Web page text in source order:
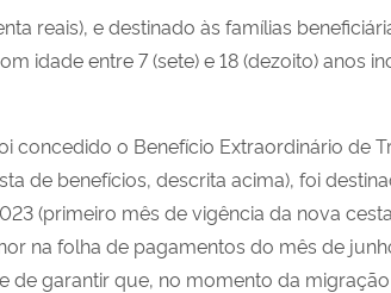
reais), e destinado às famílias
idade entre 7 (sete) e 18 (dezoito) anos
concedido o Benefício Extraordinário de
de benefícios, descrita acima), foi
(primeiro mês de vigência da nova
na folha de pagamentos do mês de
de garantir que, no momento da